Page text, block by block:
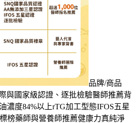
品牌/商品
與國家級認證、逐批檢驗醫師推薦背
濃度84%以上rTG加工型態IFOS五星
榜藥師與營養師推薦健康力真純淨